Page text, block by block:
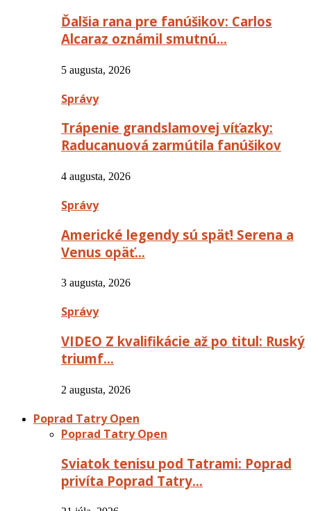
Ďalšia rana pre fanúšikov: Carlos
Alcaraz oznámil smutnú…
5 augusta, 2026
Správy
Trápenie grandslamovej víťazky:
Raducanuová zarmútila fanúšikov
4 augusta, 2026
Správy
Americké legendy sú späť! Serena a
Venus opäť…
3 augusta, 2026
Správy
VIDEO Z kvalifikácie až po titul: Ruský
triumf…
2 augusta, 2026
Poprad Tatry Open
Poprad Tatry Open
Sviatok tenisu pod Tatrami: Poprad
privíta Poprad Tatry…